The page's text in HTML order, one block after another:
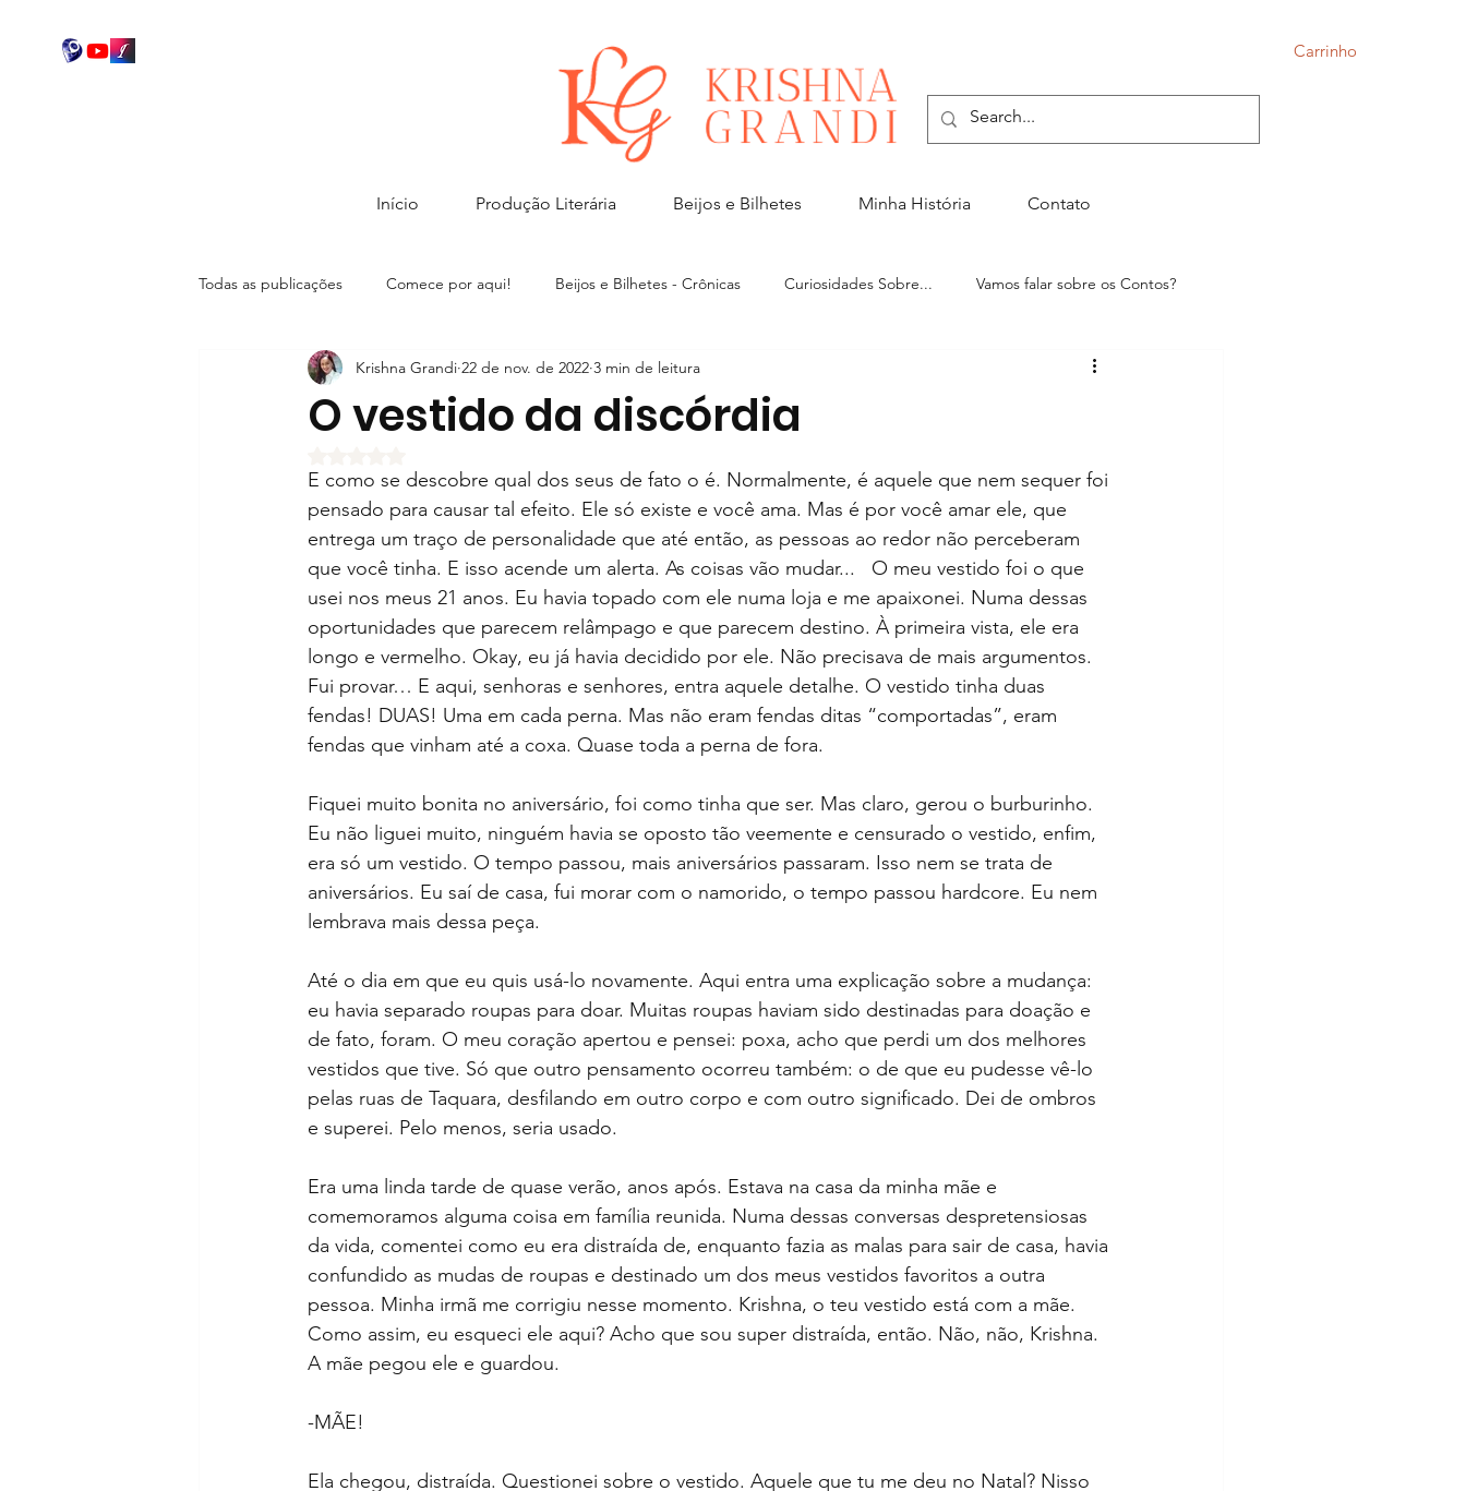
Carrinho
Início Produção Literária Beijos e Bilhetes Minha História Contato
Todas as publicações Comece por aqui! Beijos e Bilhetes - Crônicas Curiosidades Sobre... Vamos falar sobre os Contos?
Conheça Contistas Brasileiros Na Mídia
O vestido da discórdia
Krishna Grandi 22 de nov. de 2022 3 min de leitura
E como se descobre qual dos seus de fato o é. Normalmente, é aquele que nem sequer foi
pensado para causar tal efeito. Ele só existe e você ama. Mas é por você amar ele, que
entrega um traço de personalidade que até então, as pessoas ao redor não perceberam
que você tinha. E isso acende um alerta. As coisas vão mudar...   O meu vestido foi o que
usei nos meus 21 anos. Eu havia topado com ele numa loja e me apaixonei. Numa dessas
oportunidades que parecem relâmpago e que parecem destino. À primeira vista, ele era
longo e vermelho. Okay, eu já havia decidido por ele. Não precisava de mais argumentos.
Fui provar… E aqui, senhoras e senhores, entra aquele detalhe. O vestido tinha duas
fendas! DUAS! Uma em cada perna. Mas não eram fendas ditas “comportadas”, eram
fendas que vinham até a coxa. Quase toda a perna de fora.
Fiquei muito bonita no aniversário, foi como tinha que ser. Mas claro, gerou o burburinho.
Eu não liguei muito, ninguém havia se oposto tão veemente e censurado o vestido, enfim,
era só um vestido. O tempo passou, mais aniversários passaram. Isso nem se trata de
aniversários. Eu saí de casa, fui morar com o namorido, o tempo passou hardcore. Eu nem
lembrava mais dessa peça.
Até o dia em que eu quis usá-lo novamente. Aqui entra uma explicação sobre a mudança:
eu havia separado roupas para doar. Muitas roupas haviam sido destinadas para doação e
de fato, foram. O meu coração apertou e pensei: poxa, acho que perdi um dos melhores
vestidos que tive. Só que outro pensamento ocorreu também: o de que eu pudesse vê-lo
pelas ruas de Taquara, desfilando em outro corpo e com outro significado. Dei de ombros
e superei. Pelo menos, seria usado.
Era uma linda tarde de quase verão, anos após. Estava na casa da minha mãe e
comemoramos alguma coisa em família reunida. Numa dessas conversas despretensiosas
da vida, comentei como eu era distraída de, enquanto fazia as malas para sair de casa, havia
confundido as mudas de roupas e destinado um dos meus vestidos favoritos a outra
pessoa. Minha irmã me corrigiu nesse momento. Krishna, o teu vestido está com a mãe.
Como assim, eu esqueci ele aqui? Acho que sou super distraída, então. Não, não, Krishna.
A mãe pegou ele e guardou.
-MÃE!
Ela chegou, distraída. Questionei sobre o vestido. Aquele que tu me deu no Natal? Nisso